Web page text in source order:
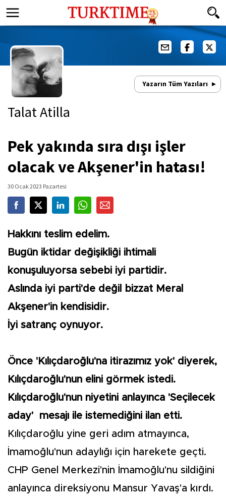
Yazarın Tüm Yazıları
Talat Atilla
Pek yakında sıra dışı işler
olacak ve Akşener'in hatası!
30 Ocak 2023 Pazartesi
Hakkını teslim edelim.
Bugün iktidar değişikliği ihtimali
konuşuluyorsa sebebi iyi partidir.
Aslında iyi parti'de değil bizzat Meral
Akşener'in kendisidir.
İyi satranç oynuyor.
Önce 'Kılıçdaroğlu'na itirazımız yok' diyerek,
Kılıçdaroğlu'nun elini görmek istedi.
Kılıçdaroğlu'nun niyetini anlayınca 'Seçilecek
aday' mesajı ile istemediğini ilan etti.
Kılıçdaroğlu yine geri adım atmayınca,
İmamoğlu'nun adaylığı için harekete geçti.
CHP Genel Merkezi'nin İmamoğlu'nu sildiğini
anlayınca direksiyonu Mansur Yavaş'a kırdı.